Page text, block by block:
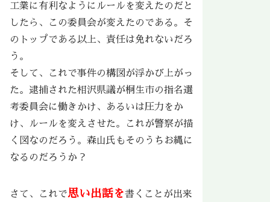
工業に有利なようにルールを変えたのだと
したら、この委員会が変えたのである。そ
のトップである以上、責任は免れないだろ
う。
そして、これで事件の構図が浮かび上がっ
た。逮捕された相沢県議が桐生市の指名選
考委員会に働きかけ、あるいは圧力をか
け、ルールを変えさせた。これが警察が描
く図なのだろう。森山氏もそのうちお縄に
なるのだろうか？
さて、これで思い出話を書くことが出来